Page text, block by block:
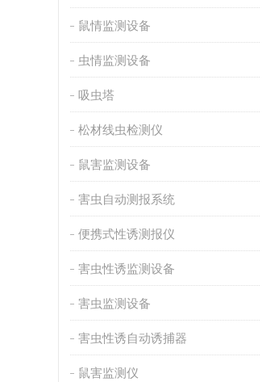
鼠情监测设备
虫情监测设备
吸虫塔
松材线虫检测仪
鼠害监测设备
害虫自动测报系统
便携式性诱测报仪
害虫性诱监测设备
害虫监测设备
害虫性诱自动诱捕器
鼠害监测仪